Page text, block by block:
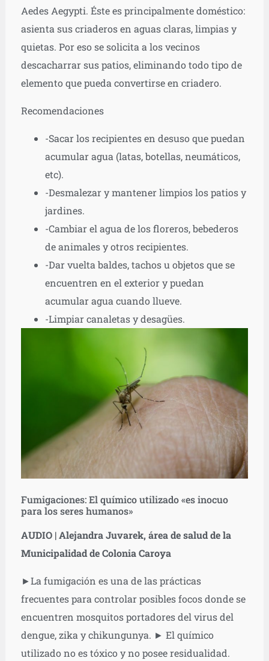
Aedes Aegypti. Éste es principalmente doméstico:
asienta sus criaderos en aguas claras, limpias y
quietas. Por eso se solicita a los vecinos
descacharrar sus patios, eliminando todo tipo de
elemento que pueda convertirse en criadero.
Recomendaciones
-Sacar los recipientes en desuso que puedan
acumular agua (latas, botellas, neumáticos,
etc).
-Desmalezar y mantener limpios los patios y
jardines.
-Cambiar el agua de los floreros, bebederos
de animales y otros recipientes.
-Dar vuelta baldes, tachos u objetos que se
encuentren en el exterior y puedan
acumular agua cuando llueve.
-Limpiar canaletas y desagües.
Fumigaciones: El químico utilizado «es inocuo
para los seres humanos»
AUDIO | Alejandra Juvarek, área de salud de la
Municipalidad de Colonia Caroya
►La fumigación es una de las prácticas
frecuentes para controlar posibles focos donde se
encuentren mosquitos portadores del virus del
dengue, zika y chikungunya. ► El químico
utilizado no es tóxico y no posee residualidad.